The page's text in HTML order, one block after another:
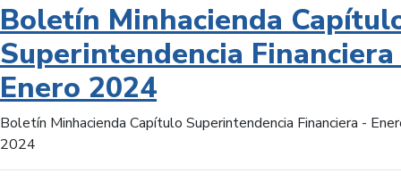
Boletín Minhacienda
Superintendencia
Enero 2024
Boletín Minhacienda Capítulo Superintendencia Financiera -
2024